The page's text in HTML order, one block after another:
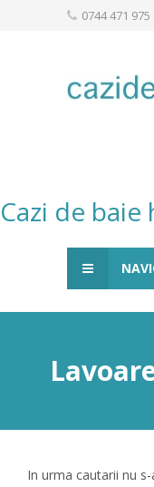
0744 471 975
Cazi de
In urma cautarii nu